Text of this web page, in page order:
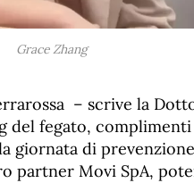
Grace Zhang
– scrive la
fegato, complimenti
giornata di
partner Movi SpA,